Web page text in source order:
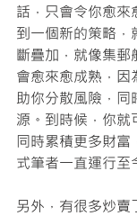
話，只會令你愈來
到一個新的策略，
斷疊加，就像集郵
會愈來愈成熟，因
助你分散風險，同
源。到時候，你就
同時累積更多財富
式筆者一直運行至
另外，有很多炒賣